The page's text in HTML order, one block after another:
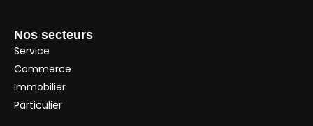
Nos secteurs
Service
Commerce
Immobilier
Particulier